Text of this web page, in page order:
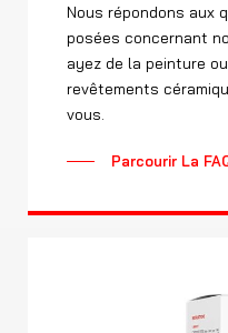
Nous répondons aux
posées concernant
ayez de la peinture
revêtements
vous.
Parcourir La